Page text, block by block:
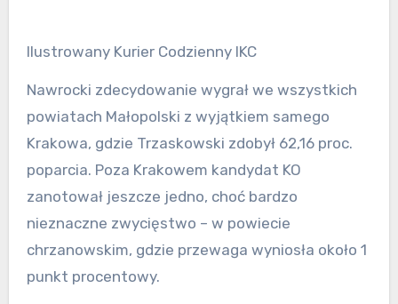
Ilustrowany Kurier Codzienny IKC
Nawrocki zdecydowanie wygrał we wszystkich
powiatach Małopolski z wyjątkiem samego
Krakowa, gdzie Trzaskowski zdobył 62,16 proc.
poparcia. Poza Krakowem kandydat KO
zanotował jeszcze jedno, choć bardzo
nieznaczne zwycięstwo – w powiecie
chrzanowskim, gdzie przewaga wyniosła około 1
punkt procentowy.